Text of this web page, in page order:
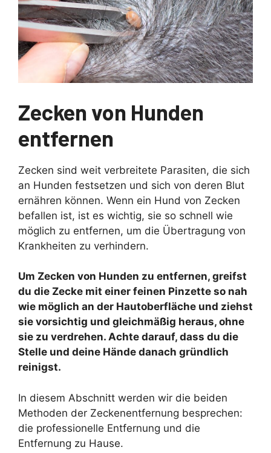
Zecken von Hunden
entfernen
Zecken sind weit verbreitete Parasiten, die sich
an Hunden festsetzen und sich von deren Blut
ernähren können. Wenn ein Hund von Zecken
befallen ist, ist es wichtig, sie so schnell wie
möglich zu entfernen, um die Übertragung von
Krankheiten zu verhindern.
Um Zecken von Hunden zu entfernen, greifst
du die Zecke mit einer feinen Pinzette so nah
wie möglich an der Hautoberfläche und ziehst
sie vorsichtig und gleichmäßig heraus, ohne
sie zu verdrehen. Achte darauf, dass du die
Stelle und deine Hände danach gründlich
reinigst.
In diesem Abschnitt werden wir die beiden
Methoden der Zeckenentfernung besprechen:
die professionelle Entfernung und die
Entfernung zu Hause.